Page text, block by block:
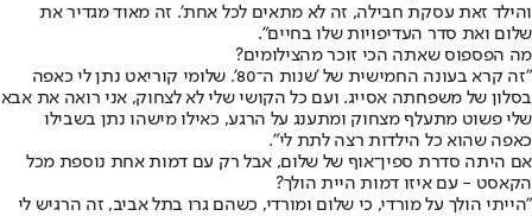
והילד זאת עסקת חבילה, זה לא מתאים לכל אחת'. זה מאוד מגדיר את
שלום ואת סדר העדיפויות שלו בחיים".
מה הפספוס שאתה הכי זוכר מהצילומים?
"זה קרא בעונה החמישית של 'שנות ה־80'. שלומי קוריאט נתן לי כאפה
בסלון של משפחתה אסייג. ועם כל הקושי שלי לא לצחוק, אני רואה את אבא
שלי פשוט מתעלף מצחוק ומתענג על הרגע, כאילו מישהו נתן בשבילו
כאפה שהוא כל הילדות רצה לתת לי".
אם היתה סדרת ספין־אוף של שלום, אבל רק עם דמות אחת נוספת מכל
הקאסט - עם איזו דמות היית הולך?
"הייתי הולך על מורדי, כי שלום ומורדי, כשהם גרו בתל אביב, זה הרגיש לי